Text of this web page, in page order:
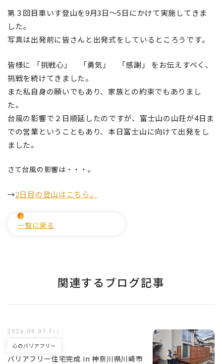
第３回目車いす登山を9月3日～5日にかけて実施してきま
した。
写真は出発前に皆さんと出発式をしているところうです。
皆様に 「挑戦心」 「勇気」 「感謝」 をお伝えすべく、
挑戦を続けてきました。
また私自身の願いでもあり、家族との約束でもありまし
た。
台風の影響で２日順延したのですが、富士山の山荘が4日ま
での営業ということもあり、本日富士山に向けて出発をし
ました。
さて台風の影響は・・・。
→2日目の登山はこちら。
一覧に戻る
関連するブログ記事
バリアフリー住宅完成 in 神奈川県川崎市
心のバリアフリー
2026.08.07.Fri